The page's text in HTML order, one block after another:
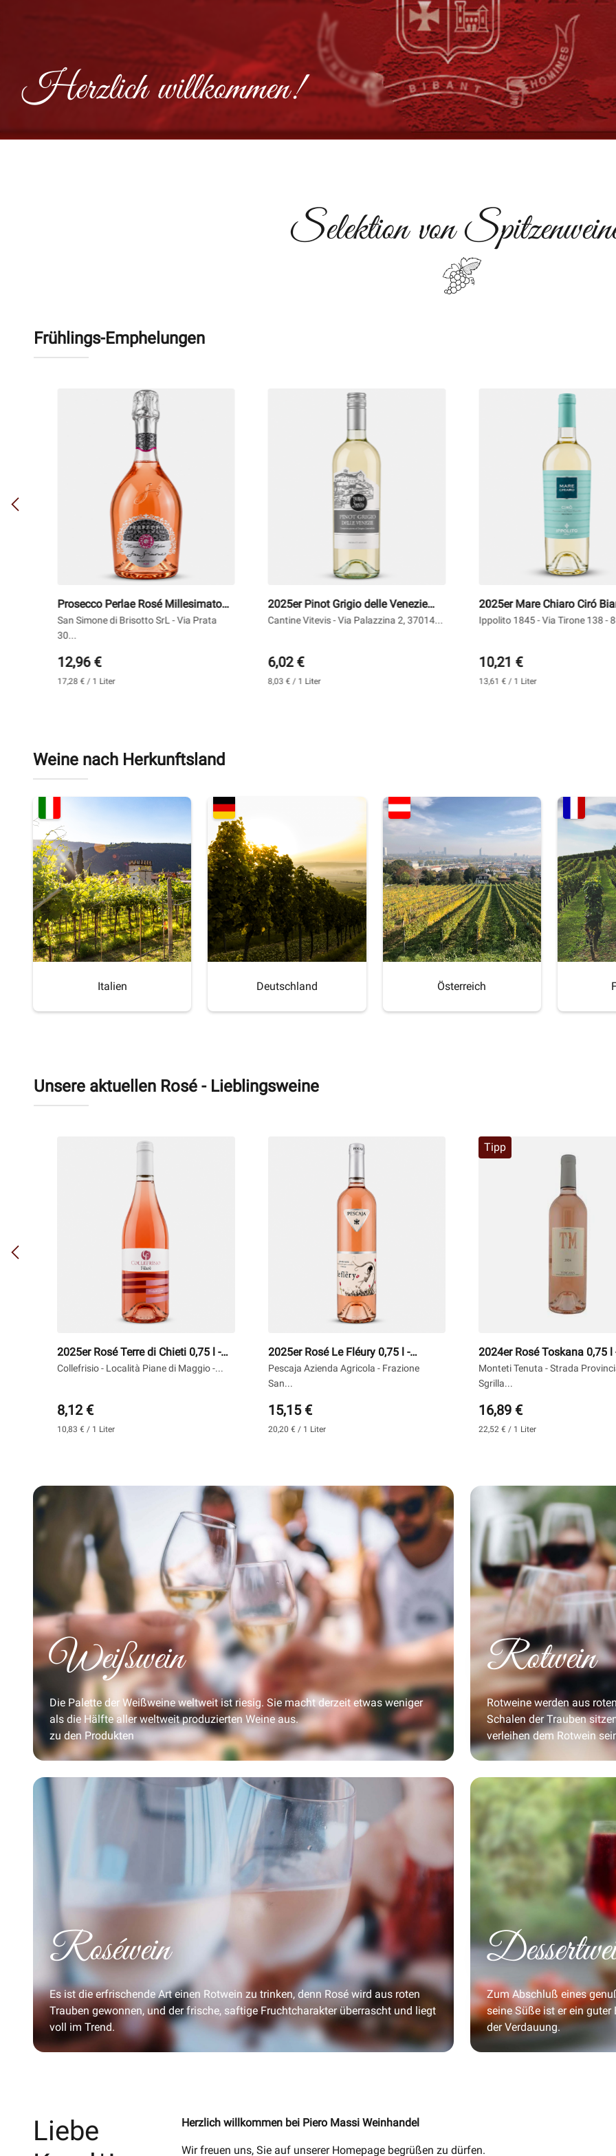
Alle anzeigen...
Alle anzeigen...
Herzlich willkommen!
Selektion von
Frühlings-Emphelungen
Prosecco Perlae Rosé Millesimato
0,75 l - San Simone
San Simone di Brisotto SrL - Via Prata
30...
12,96 €
17,28 € / 1 Liter
2025er Pinot Grigio delle Venezie
0,75 l - Borgo Santo
Cantine Vitevis - Via Palazzina 2, 37014...
6,02 €
8,03 € / 1 Liter
2025er Mare Chiaro Ciró
l - Ippolito
Ippolito 1845 - Via Tirone
10,21 €
13,61 € / 1 Liter
Weine nach Herkunftsland
Italien Deutschland Österreich
Unsere aktuellen Rosé - Lieblingsweine
2025er Rosé Terre di Chieti 0,75 l -
Collefrisio
Collefrisio - Località Piane di Maggio -...
8,12 €
10,83 € / 1 Liter
2025er Rosé Le Fléury 0,75 l -
Pescaja
Pescaja Azienda Agricola - Frazione
San...
15,15 €
20,20 € / 1 Liter
Tipp
2024er Rosé Toskana 0,75 l
Monteti
Monteti Tenuta - Strada
Sgrilla...
16,89 €
22,52 € / 1 Liter
Weißwein
Die Palette der Weißweine weltweit ist riesig. Sie macht derzeit etwas weniger
als die Hälfte aller weltweit produzierten Weine aus.
zu den Produkten
Rotwein
Rotweine werden aus
Schalen der Trauben
verleihen dem Rotwein
Roséwein
Es ist die erfrischende Art einen Rotwein zu trinken, denn Rosé wird aus roten
Trauben gewonnen, und der frische, saftige Fruchtcharakter überrascht und liegt
voll im Trend.
Zum Abschluß eines
seine Süße ist er ein
der Verdauung.
Liebe
Herzlich willkommen bei Piero Massi Weinhandel
Wir freuen uns, Sie auf unserer Homepage begrüßen zu dürfen.